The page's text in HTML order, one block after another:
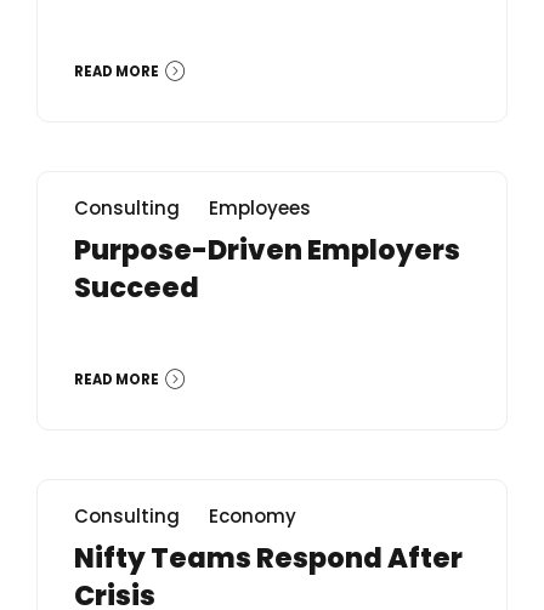
READ MORE
Consulting Employees
Purpose-Driven Employers
Succeed
READ MORE
Consulting Economy
Nifty Teams Respond After
Crisis